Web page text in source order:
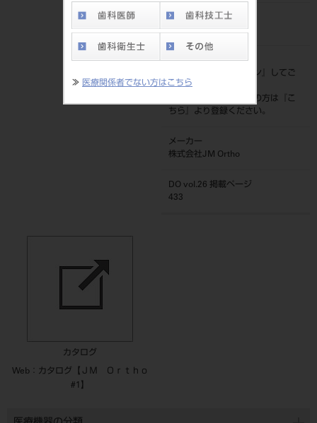
≫ 医療関係者でない方はこちら
JAN/EANコード
標準価格
ログイン
』してご
覧ください。
ネット会員登録がまだの方は『
こ
ちら
』より登録ください。
メーカー
株式会社JM Ortho
DO vol.26 掲載ページ
433
カタログ
Web：カタログ【ＪＭ Ｏｒｔｈｏ
#1】